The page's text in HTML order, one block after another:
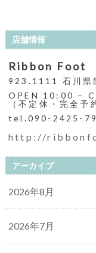
店舗情報
Ribbon Foot
923.1111 石川県
OPEN 10:00 –
（不定休・完全予
tel.090-2425-
http://
アーカイブ
2026年8月
2026年7月